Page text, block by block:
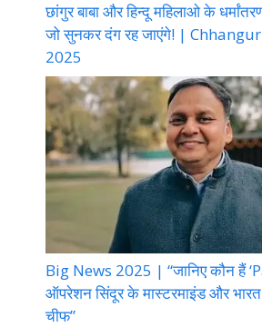
छांगुर बाबा और हिन्दू महिलाओ के
जो सुनकर दंग रह जाएंगे! |
2025
Big News 2025 | “जानिए कौन हैं
ऑपरेशन सिंदूर के मास्टरमाइंड और
चीफ”